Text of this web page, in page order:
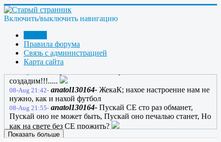
Включить/выключить навигацию
Правила форума
Связь с администрацией
Карта сайта
остался; все, что мешает сразу отключил; Бомбара бодрый
голос вдруг раздался, он ток ВЧ с фотонами включил. На
счете раз за рамки чата вышел, на счете два - явился
вольтов ток! Самозапит пока еще не вышел, но стих
вполне приличный, вот итог!
08-Aug 21:27- ЖекаК- ссылка
08-Aug 21:29- марк-
создадим!!!.....
08-Aug 21:42- anatol130164- ЖекаК; нахое настроение нам не
нужно, как и нахой футбол
08-Aug 21:55- anatol130164- Пускай СЕ сто раз обманет,
Пускай оно не может быть, Пускай оно печалью станет, Но
как на свете без CЕ прожить?
Показать больше